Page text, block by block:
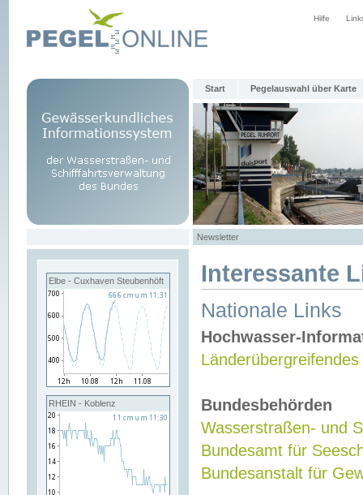
Hilfe
Start Pegelauswahl über Karte
Newsletter
Elbe - Cuxhaven Steubenhöft
RHEIN - Koblenz
Interessante
Nationale Links
Hochwasser-
Bundesbehörden
Wasserstraßen- und
Bundesamt für
Bundesanstalt für